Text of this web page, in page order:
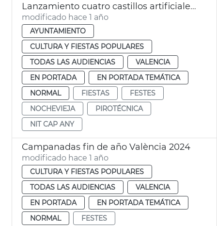
Lanzamiento cuatro castillos artificiales Nochevieja València 2024
modificado hace 1 año
AYUNTAMIENTO
CULTURA Y FIESTAS POPULARES
TODAS LAS AUDIENCIAS
VALENCIA
EN PORTADA
EN PORTADA TEMÁTICA
NORMAL
FIESTAS
FESTES
NOCHEVIEJA
PIROTÉCNICA
NIT CAP ANY
Campanadas fin de año València 2024
modificado hace 1 año
CULTURA Y FIESTAS POPULARES
TODAS LAS AUDIENCIAS
VALENCIA
EN PORTADA
EN PORTADA TEMÁTICA
NORMAL
FESTES